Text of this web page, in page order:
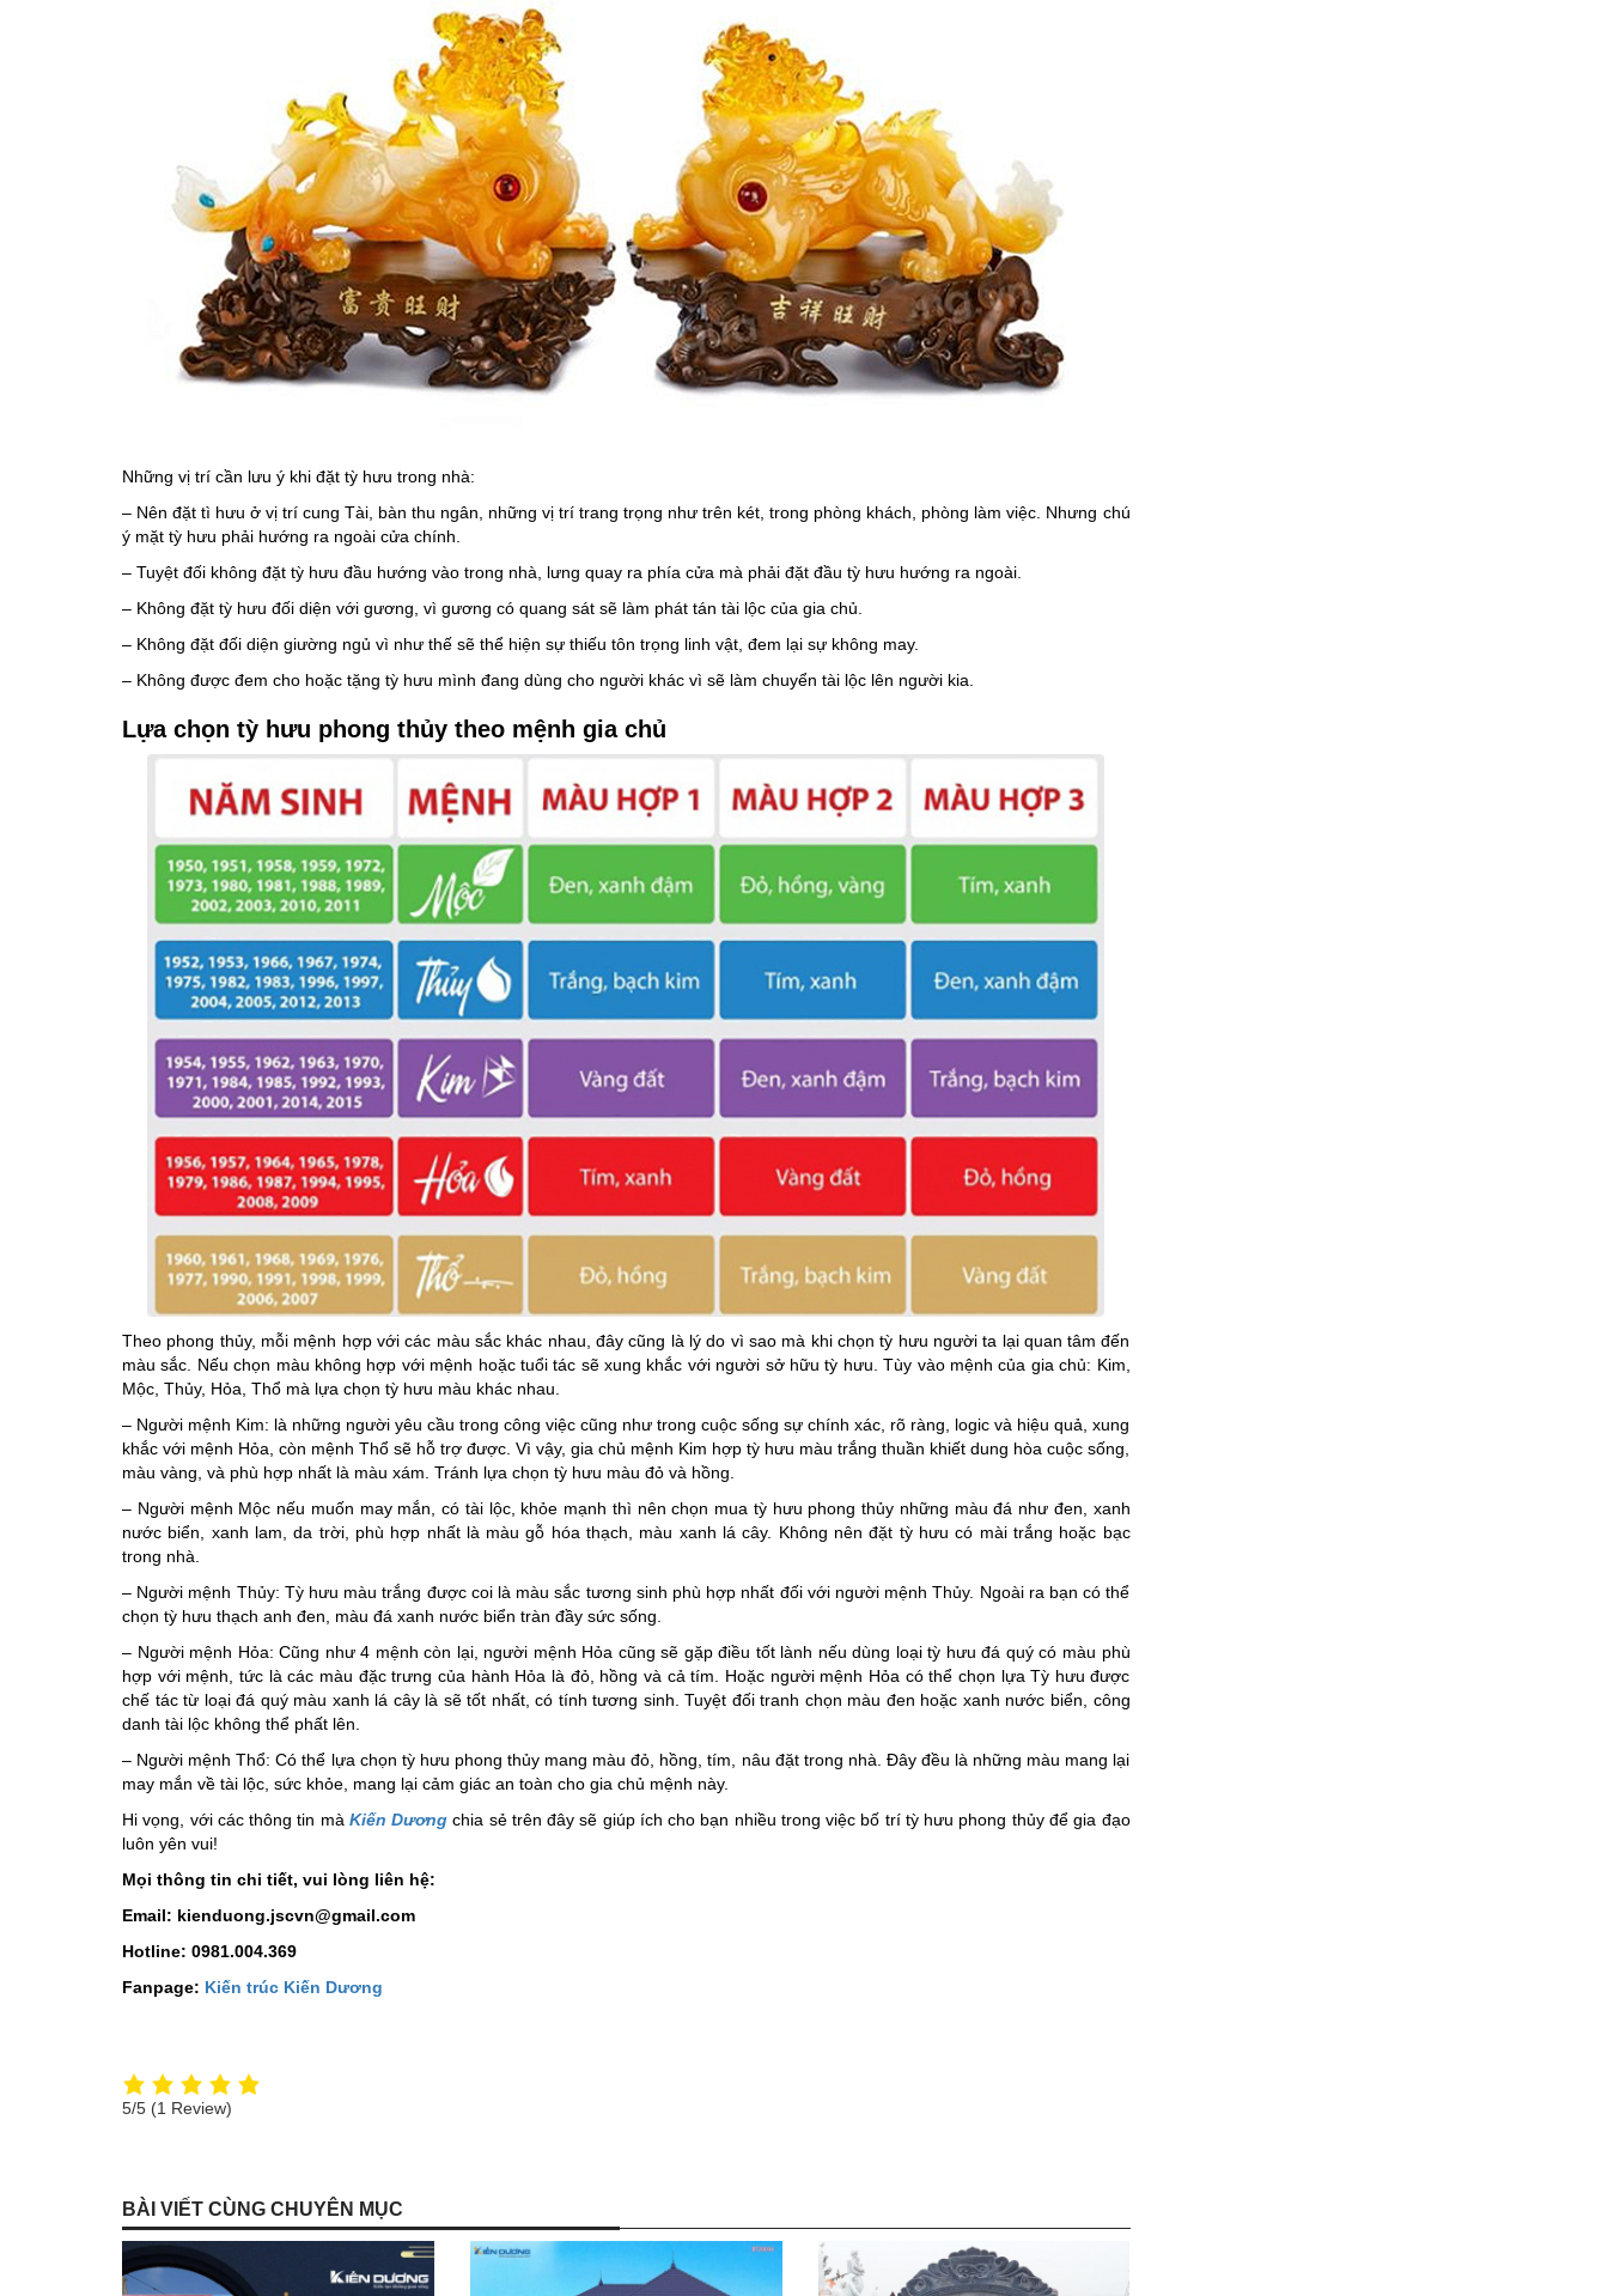
Những vị trí cần lưu ý khi đặt tỳ hưu trong nhà:
– Nên đặt tì hưu ở vị trí cung Tài, bàn thu ngân, những vị trí trang trọng như trên két, trong phòng khách, phòng làm việc. Nhưng chú
ý mặt tỳ hưu phải hướng ra ngoài cửa chính.
– Tuyệt đối không đặt tỳ hưu đầu hướng vào trong nhà, lưng quay ra phía cửa mà phải đặt đầu tỳ hưu hướng ra ngoài.
– Không đặt tỳ hưu đối diện với gương, vì gương có quang sát sẽ làm phát tán tài lộc của gia chủ.
– Không đặt đối diện giường ngủ vì như thế sẽ thể hiện sự thiếu tôn trọng linh vật, đem lại sự không may.
– Không được đem cho hoặc tặng tỳ hưu mình đang dùng cho người khác vì sẽ làm chuyển tài lộc lên người kia.
Lựa chọn tỳ hưu phong thủy theo mệnh gia chủ
Theo phong thủy, mỗi mệnh hợp với các màu sắc khác nhau, đây cũng là lý do vì sao mà khi chọn tỳ hưu người ta lại quan tâm đến
màu sắc. Nếu chọn màu không hợp với mệnh hoặc tuổi tác sẽ xung khắc với người sở hữu tỳ hưu. Tùy vào mệnh của gia chủ: Kim,
Mộc, Thủy, Hỏa, Thổ mà lựa chọn tỳ hưu màu khác nhau.
– Người mệnh Kim: là những người yêu cầu trong công việc cũng như trong cuộc sống sự chính xác, rõ ràng, logic và hiệu quả, xung
khắc với mệnh Hỏa, còn mệnh Thổ sẽ hỗ trợ được. Vì vậy, gia chủ mệnh Kim hợp tỳ hưu màu trắng thuần khiết dung hòa cuộc sống,
màu vàng, và phù hợp nhất là màu xám. Tránh lựa chọn tỳ hưu màu đỏ và hồng.
– Người mệnh Mộc nếu muốn may mắn, có tài lộc, khỏe mạnh thì nên chọn mua tỳ hưu phong thủy những màu đá như đen, xanh
nước biển, xanh lam, da trời, phù hợp nhất là màu gỗ hóa thạch, màu xanh lá cây. Không nên đặt tỳ hưu có mài trắng hoặc bạc
trong nhà.
– Người mệnh Thủy: Tỳ hưu màu trắng được coi là màu sắc tương sinh phù hợp nhất đối với người mệnh Thủy. Ngoài ra bạn có thể
chọn tỳ hưu thạch anh đen, màu đá xanh nước biển tràn đầy sức sống.
– Người mệnh Hỏa: Cũng như 4 mệnh còn lại, người mệnh Hỏa cũng sẽ gặp điều tốt lành nếu dùng loại tỳ hưu đá quý có màu phù
hợp với mệnh, tức là các màu đặc trưng của hành Hỏa là đỏ, hồng và cả tím. Hoặc người mệnh Hỏa có thể chọn lựa Tỳ hưu được
chế tác từ loại đá quý màu xanh lá cây là sẽ tốt nhất, có tính tương sinh. Tuyệt đối tranh chọn màu đen hoặc xanh nước biển, công
danh tài lộc không thể phất lên.
– Người mệnh Thổ: Có thể lựa chọn tỳ hưu phong thủy mang màu đỏ, hồng, tím, nâu đặt trong nhà. Đây đều là những màu mang lại
may mắn về tài lộc, sức khỏe, mang lại cảm giác an toàn cho gia chủ mệnh này.
Hi vọng, với các thông tin mà Kiến Dương chia sẻ trên đây sẽ giúp ích cho bạn nhiều trong việc bố trí tỳ hưu phong thủy để gia đạo
luôn yên vui!
Mọi thông tin chi tiết, vui lòng liên hệ:
Email: kienduong.jscvn@gmail.com
Hotline: 0981.004.369
Fanpage: Kiến trúc Kiến Dương
5/5 (1 Review)
BÀI VIẾT CÙNG CHUYÊN MỤC